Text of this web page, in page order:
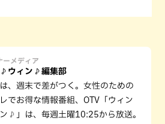
ーメディア
♪ウィン♪編集部
、週末で差がつく。女性のための
でお得な情報番組、OTV「ウィン
♪」は、毎週土曜10:25から放送。